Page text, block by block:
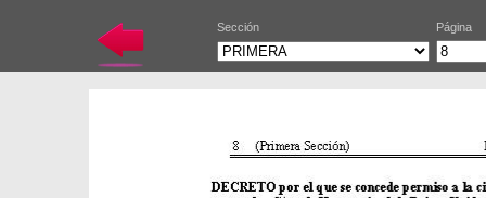
Sección Página